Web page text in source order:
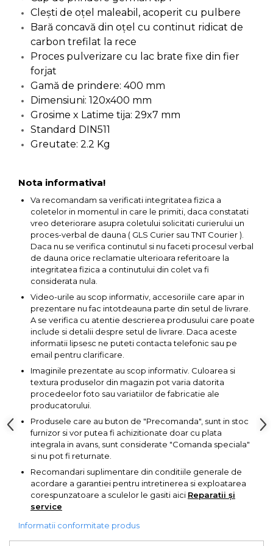
Capre & Suporti Auto
Pat Mobil Auto
Cric Hidraulic
Set / trusa chei tubulare
Chei Tubulare
Multimetru Digital
Bara Tractare Auto
Canistre benzina
Presa Hidraulica Tinichigerie
Set Pentru Demontat Piulite
& Suruburi
Extractor Rulmenti
Cabluri
Pompa transfer lichide
Pompa Aer
Cric Manual
Ulei Hidraulic
Troliu
Palan
Dinamometric
Carucior Scule
Stetoscop Auto
Tester Compresie Auto
Truse reparatii anvelope
Dispozitiv Aerisire &
Schimbare Lichid Frana
Clești de oțel maleabil, acoperit cu pulbere
Bară concavă din oțel cu continut ridicat de
carbon trefilat la rece
Proces pulverizare cu lac brate fixe din fier
forjat
Gamă de prindere: 400 mm
Dimensiuni: 120x400 mm
Grosime x Latime tija: 29x7 mm
Standard DIN511
Greutate: 2.2 Kg
Nota informativa!
Va recomandam sa verificati integritatea fizica a
coletelor in momentul in care le primiti, daca constatati
vreo deteriorare asupra coletului solicitati curierului un
proces-verbal de dauna ( GLS Curier sau TNT Courier ).
Daca nu se verifica continutul si nu faceti procesul verbal
de dauna orice reclamatie ulterioara referitoare la
integritatea fizica a continutului din colet va fi
considerata nula.
Video-urile au scop informativ, accesoriile care apar in
prezentare nu fac intotdeauna parte din setul de livrare.
A se verifica cu atentie descrierea produsului care poate
include si detalii despre setul de livrare. Daca aceste
informatii lipsesc ne puteti contacta telefonic sau pe
email pentru clarificare.
Imaginile prezentate au scop informativ. Culoarea si
textura produselor din magazin pot varia datorita
procedeelor foto sau variatiilor de fabricatie ale
producatorului.
Produsele care au buton de "Precomanda", sunt in stoc
furnizor si vor putea fi achizitionate doar cu plata
integrala in avans, sunt considerate "Comanda speciala"
si nu pot fi returnate.
Recomandari suplimentare din conditiile generale de
acordare a garantiei pentru intretinerea si exploatarea
corespunzatoare a sculelor le gasiti aici Reparatii și
service
Informatii conformitate produs